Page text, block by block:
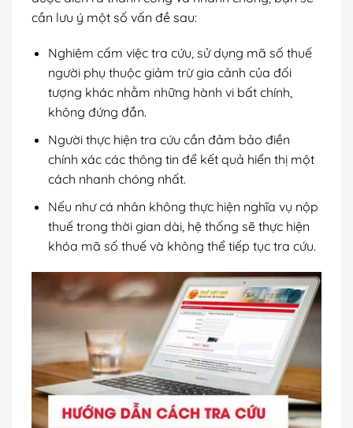
cần lưu ý một số vấn đề sau:
Nghiêm cấm việc tra cứu, sử dụng mã số thuế
người phụ thuộc giảm trừ gia cảnh của đối
tượng khác nhằm những hành vi bất chính,
không đứng đắn.
Người thực hiện tra cứu cần đảm bảo điền
chính xác các thông tin để kết quả hiển thị một
cách nhanh chóng nhất.
Nếu như cá nhân không thực hiện nghĩa vụ nộp
thuế trong thời gian dài, hệ thống sẽ thực hiện
khóa mã số thuế và không thể tiếp tục tra cứu.